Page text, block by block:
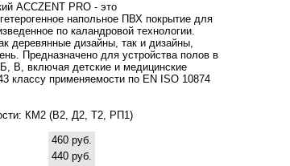
ACCZENT PRO - это
напольное ПВХ покрытие для
по каландровой технологии.
деревянные дизайны, так и дизайны,
Предназначено для устройства полов в
В, включая детские и медицинские
классу применяемости по EN ISO 10874
КМ2 (В2, Д2, Т2, РП1)
460 руб.
440 руб.